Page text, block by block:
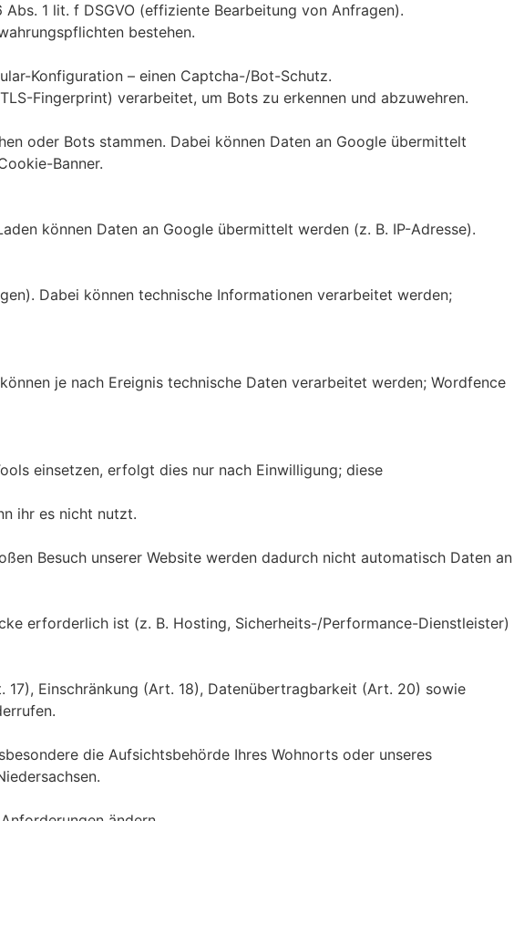
1 lit. f DSGVO (effiziente Bearbeitung von Anfragen).
bestehen.
Konfiguration – einen Captcha-/Bot-Schutz.
Fingerprint) verarbeitet, um Bots zu erkennen und abzuwehren.
oder Bots stammen. Dabei können Daten an Google übermittelt
Banner.
können Daten an Google übermittelt werden (z. B. IP-Adresse).
Dabei können technische Informationen verarbeitet werden;
je nach Ereignis technische Daten verarbeitet werden; Wordfence
einsetzen, erfolgt dies nur nach Einwilligung; diese
ihr es nicht nutzt.
Besuch unserer Website werden dadurch nicht automatisch Daten an
erforderlich ist (z. B. Hosting, Sicherheits-/Performance-Dienstleister)
Einschränkung (Art. 18), Datenübertragbarkeit (Art. 20) sowie
die Aufsichtsbehörde Ihres Wohnorts oder unseres
ändern.